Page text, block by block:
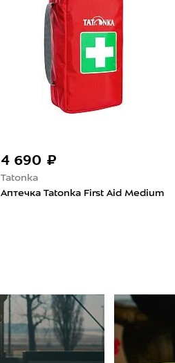
4 690 ₽
Tatonka
Аптечка Tatonka First Aid Medium